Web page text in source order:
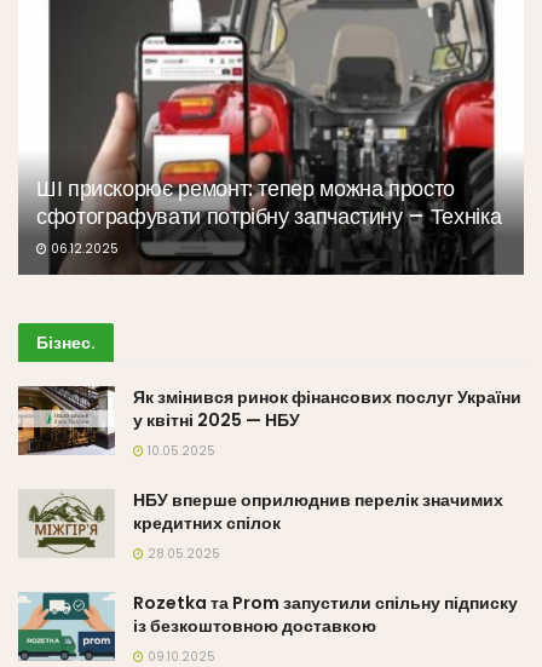
ШІ прискорює ремонт: тепер можна просто
сфотографувати потрібну запчастину – Техніка
06.12.2025
Бізнес.
Як змінився ринок фінансових послуг України
у квітні 2025 — НБУ
10.05.2025
НБУ вперше оприлюднив перелік значимих
кредитних спілок
28.05.2025
Rozetka та Prom запустили спільну підписку
із безкоштовною доставкою
09.10.2025